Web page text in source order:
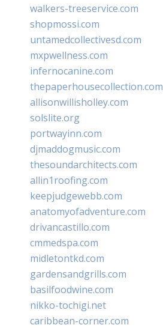
walkers-treeservice.com
shopmossi.com
untamedcollectivesd.com
mxpwellness.com
infernocanine.com
thepaperhousecollection.com
allisonwillisholley.com
solslite.org
portwayinn.com
djmaddogmusic.com
thesoundarchitects.com
allin1roofing.com
keepjudgewebb.com
anatomyofadventure.com
drivancastillo.com
cmmedspa.com
midletontkd.com
gardensandgrills.com
basilfoodwine.com
nikko-tochigi.net
caribbean-corner.com